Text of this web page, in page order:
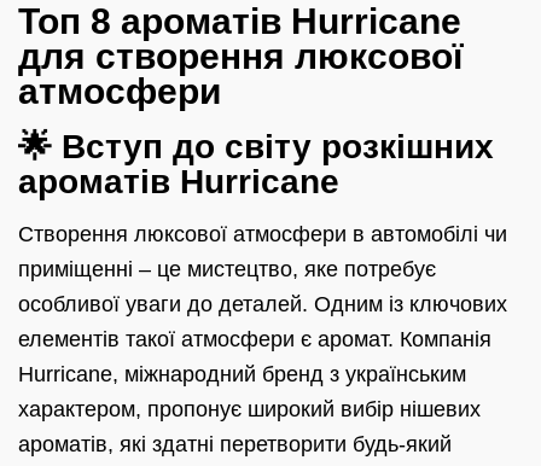
Топ 8 ароматів Hurricane
для створення люксової
атмосфери
🌟 Вступ до світу розкішних
ароматів Hurricane
Створення люксової атмосфери в автомобілі чи
приміщенні – це мистецтво, яке потребує
особливої уваги до деталей. Одним із ключових
елементів такої атмосфери є аромат. Компанія
Hurricane, міжнародний бренд з українським
характером, пропонує широкий вибір нішевих
ароматів, які здатні перетворити будь-який